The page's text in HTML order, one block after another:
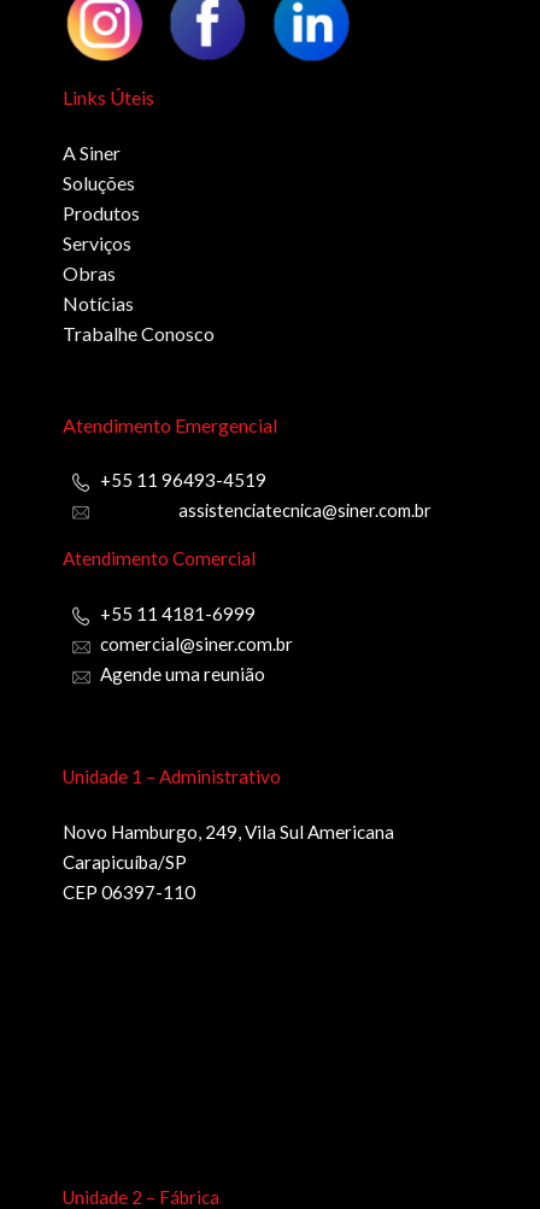
Links Úteis
A Siner
Soluções
Produtos
Serviços
Obras
Notícias
Trabalhe Conosco
Atendimento Emergencial
+55 11 96493-4519
assistenciatecnica@siner.com.br
Atendimento Comercial
+55 11 4181-6999
comercial@siner.com.br
Agende uma reunião
Unidade 1 – Administrativo
Novo Hamburgo, 249, Vila Sul Americana
Carapicuíba/SP
CEP 06397-110
Unidade 2 – Fábrica